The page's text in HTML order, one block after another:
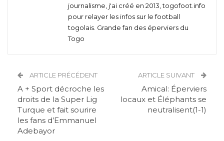
journalisme, j'ai créé en 2013, togofoot.info
pour relayer les infos sur le football
togolais. Grande fan des éperviers du
Togo
ARTICLE PRÉCÉDENT
A + Sport décroche les
droits de la Super Lig
Turque et fait sourire
les fans d’Emmanuel
Adebayor
ARTICLE SUIVANT
Amical: Éperviers
locaux et Éléphants se
neutralisent(1-1)